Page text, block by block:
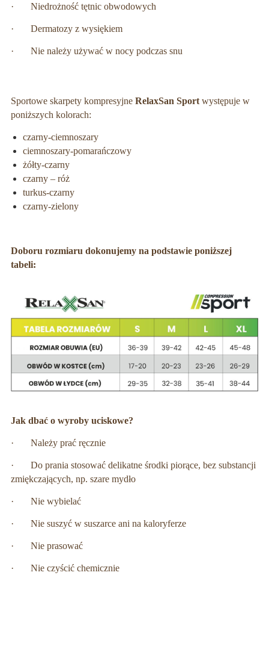
· Niedrożność tętnic obwodowych
· Dermatozy z wysiękiem
· Nie należy używać w nocy podczas snu
Sportowe skarpety kompresyjne RelaxSan Sport występuje w
poniższych kolorach:
czarny-ciemnoszary
ciemnoszary-pomarańczowy
żółty-czarny
czarny – róż
turkus-czarny
czarny-zielony
Doboru rozmiaru dokonujemy na podstawie poniższej
tabeli:
Jak dbać o wyroby uciskowe?
· Należy prać ręcznie
· Do prania stosować delikatne środki piorące, bez substancji
zmiękczających, np. szare mydło
· Nie wybielać
· Nie suszyć w suszarce ani na kaloryferze
· Nie prasować
· Nie czyścić chemicznie